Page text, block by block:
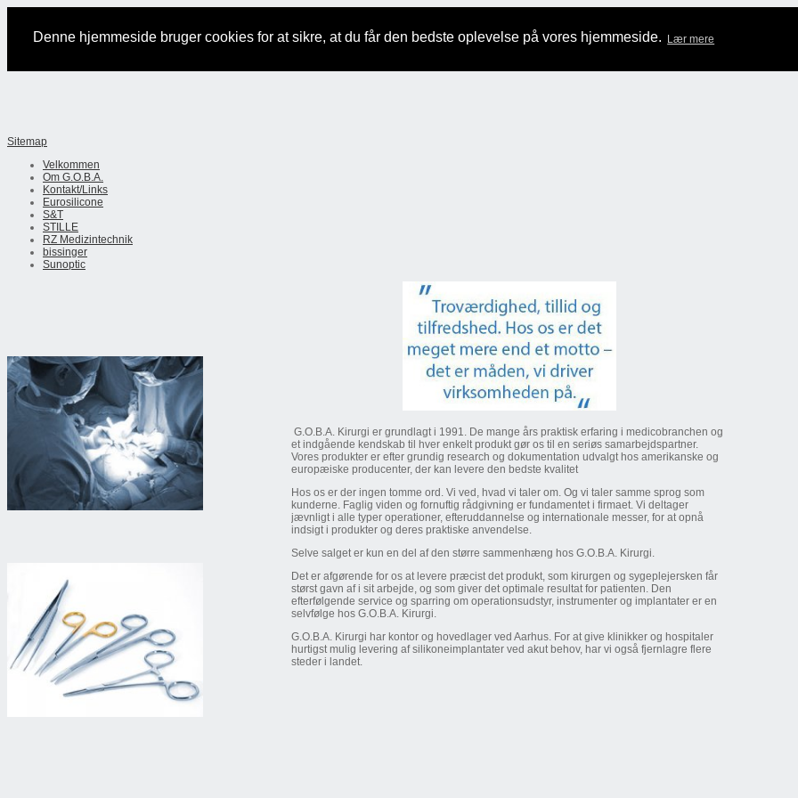
Denne hjemmeside bruger cookies for at sikre, at du får den bedste oplevelse på vores hjemmeside. Lær mere
Sitemap
Velkommen
Om G.O.B.A.
Kontakt/Links
Eurosilicone
S&T
STILLE
RZ Medizintechnik
bissinger
Sunoptic
G.O.B.A. Kirurgi er grundlagt i 1991. De mange års praktisk erfaring i medicobranchen og
et indgående kendskab til hver enkelt produkt gør os til en seriøs samarbejdspartner.
Vores produkter er efter grundig research og dokumentation udvalgt hos amerikanske og
europæiske producenter, der kan levere den bedste kvalitet
Hos os er der ingen tomme ord. Vi ved, hvad vi taler om. Og vi taler samme sprog som
kunderne. Faglig viden og fornuftig rådgivning er fundamentet i firmaet. Vi deltager
jævnligt i alle typer operationer, efteruddannelse og internationale messer, for at opnå
indsigt i produkter og deres praktiske anvendelse.
Selve salget er kun en del af den større sammenhæng hos G.O.B.A. Kirurgi.
Det er afgørende for os at levere præcist det produkt, som kirurgen og sygeplejersken får
størst gavn af i sit arbejde, og som giver det optimale resultat for patienten. Den
efterfølgende service og sparring om operationsudstyr, instrumenter og implantater er en
selvfølge hos G.O.B.A. Kirurgi.
G.O.B.A. Kirurgi har kontor og hovedlager ved Aarhus. For at give klinikker og hospitaler
hurtigst mulig levering af silikoneimplantater ved akut behov, har vi også fjernlagre flere
steder i landet.